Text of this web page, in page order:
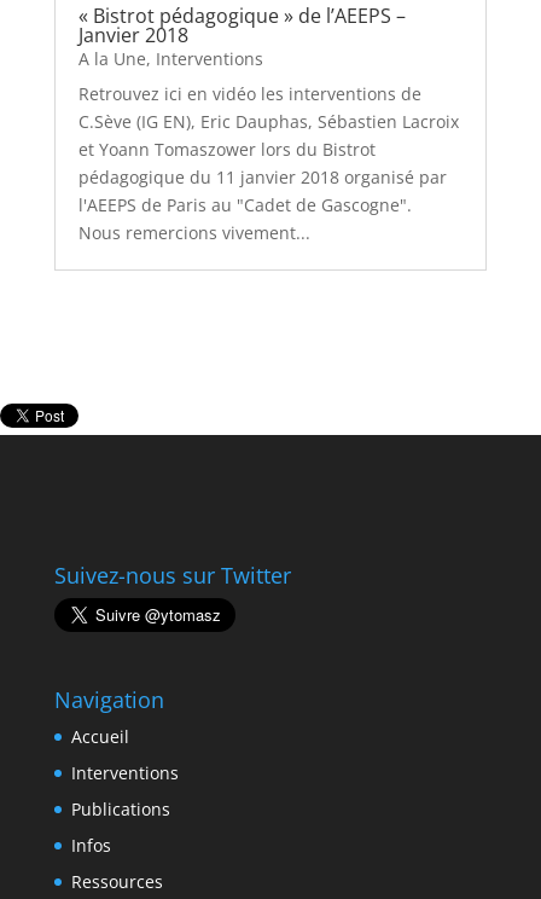
« Bistrot pédagogique » de l’AEEPS –
Janvier 2018
A la Une, Interventions
Retrouvez ici en vidéo les interventions de
C.Sève (IG EN), Eric Dauphas, Sébastien Lacroix
et Yoann Tomaszower lors du Bistrot
pédagogique du 11 janvier 2018 organisé par
l'AEEPS de Paris au "Cadet de Gascogne".
Nous remercions vivement...
Suivez-nous sur Twitter
Navigation
Accueil
Interventions
Publications
Infos
Ressources